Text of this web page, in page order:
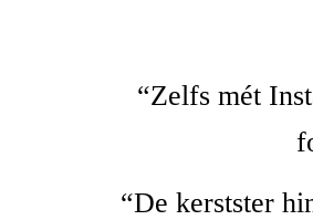
“Zelfs mét
“De kerstster